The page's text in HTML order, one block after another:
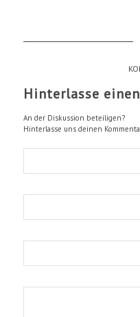
Hinterlasse
An der Diskussion beteiligen?
Hinterlasse uns deinen